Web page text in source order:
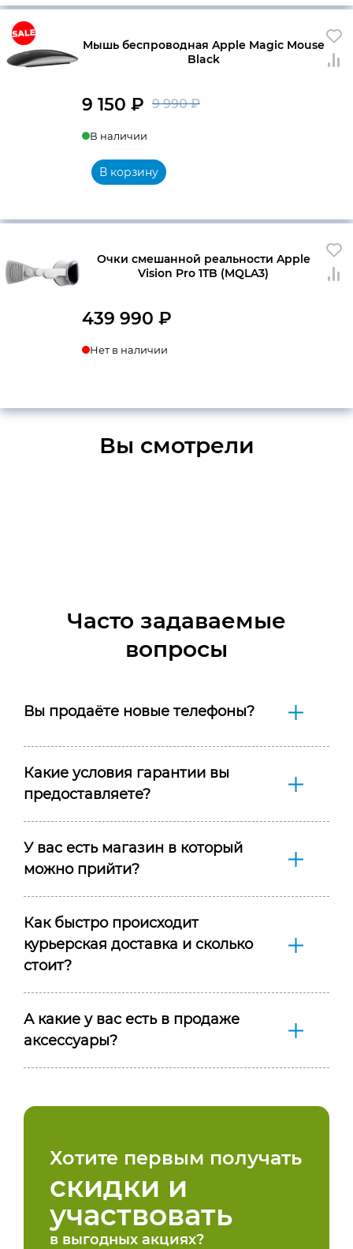
Мышь беспроводная Apple Magic Mouse
Black
9 990₽
990 ₽.
9 150 ₽
В наличии
В корзину
Очки смешанной реальности Apple
Vision Pro 1TB (MQLA3)
439 990 ₽
Нет в наличии
Вы смотрели
Часто задаваемые
вопросы
Вы продаёте новые телефоны?
Какие условия гарантии вы
предоставляете?
У вас есть магазин в который
можно прийти?
Как быстро происходит
курьерская доставка и сколько
стоит?
А какие у вас есть в продаже
аксессуары?
Хотите первым получать
скидки и
участвовать
в выгодных акциях?